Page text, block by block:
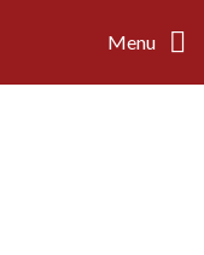
Menu